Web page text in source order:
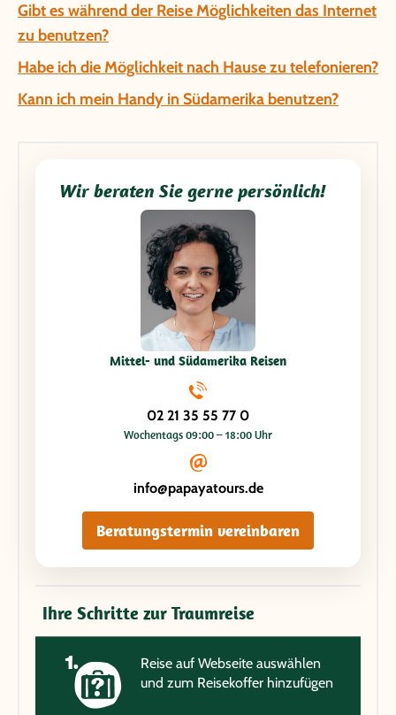
Gibt es während der Reise Möglichkeiten das Internet
zu benutzen?
Habe ich die Möglichkeit nach Hause zu telefonieren?
Kann ich mein Handy in Südamerika benutzen?
Wir beraten Sie gerne persönlich!
Mittel- und Südamerika Reisen
02 21 35 55 77 0
Wochentags 09:00 – 18:00 Uhr
info@papayatours.de
Beratungstermin vereinbaren
Ihre Schritte zur Traumreise
Reise auf Webseite auswählen
und zum Reisekoffer hinzufügen